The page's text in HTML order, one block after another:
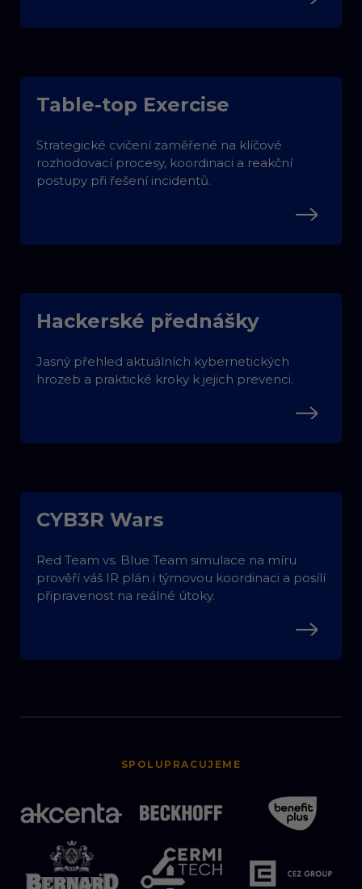
Table-top Exercise
Strategické cvičení zaměřené na klíčové
rozhodovací procesy, koordinaci a reakční
postupy při řešení incidentů.
Hackerské přednášky
Jasný přehled aktuálních kybernetických
hrozeb a praktické kroky k jejich prevenci.
CYB3R Wars
Red Team vs. Blue Team simulace na míru
prověří váš IR plán i týmovou koordinaci a posílí
připravenost na reálné útoky.
SPOLUPRACUJEME